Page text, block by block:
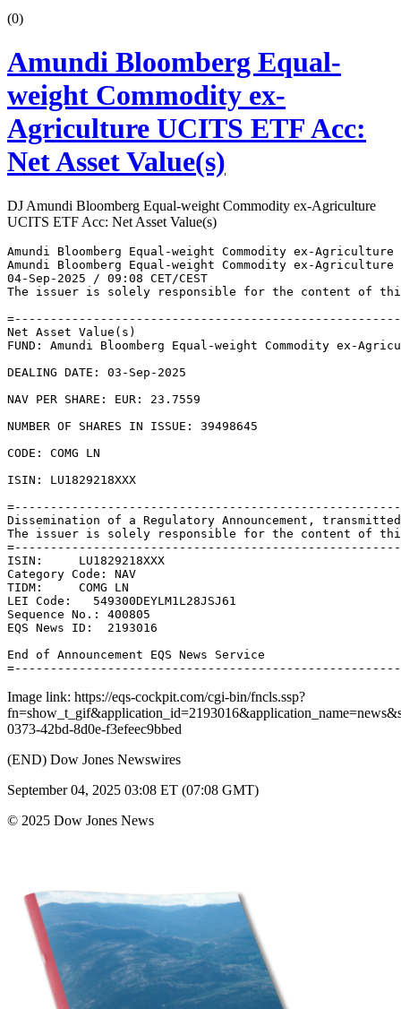
(0)
Amundi Bloomberg Equal-
weight Commodity ex-
Agriculture UCITS ETF Acc:
Net Asset Value(s)
DJ Amundi Bloomberg Equal-weight Commodity ex-Agriculture
UCITS ETF Acc: Net Asset Value(s)
Amundi Bloomberg Equal-weight Commodity ex-Agriculture
Amundi Bloomberg Equal-weight Commodity ex-
04-Sep-2025 / 09:08 CET/CEST
The issuer is solely responsible for the content of
Net Asset Value(s)
FUND: Amundi Bloomberg Equal-weight Commodity ex-
DEALING DATE: 03-Sep-2025
NAV PER SHARE: EUR: 23.7559
NUMBER OF SHARES IN ISSUE: 39498645
CODE: COMG LN
ISIN: LU1829218XXX
Dissemination of a Regulatory Announcement,
The issuer is solely responsible for the content of
ISIN:     LU1829218XXX
Category Code: NAV
TIDM:     COMG LN
LEI Code:   549300DEYLM1L28JSJ61
Sequence No.: 400805
EQS News ID:  2193016
End of Announcement EQS News Service
Image link: https://eqs-cockpit.com/cgi-bin/fncls.ssp?
0373-42bd-8d0e-f3efeec9bbed
(END) Dow Jones Newswires
September 04, 2025 03:08 ET (07:08 GMT)
© 2025 Dow Jones News